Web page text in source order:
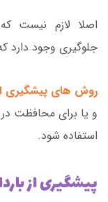
اصلا لازم نیست
جلوگیری وجود دارد
روش های پیشگیری
و یا برای محافظت در
استفاده شود.
پیشگیری از